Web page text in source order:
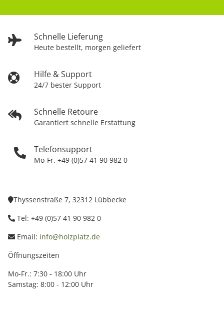
Schnelle Lieferung
Heute bestellt, morgen geliefert
Hilfe & Support
24/7 bester Support
Schnelle Retoure
Garantiert schnelle Erstattung
Telefonsupport
Mo-Fr. +49 (0)57 41 90 982 0
Thyssenstraße 7, 32312 Lübbecke
Tel: +49 (0)57 41 90 982 0
Email: info@holzplatz.de
Öffnungszeiten
Mo-Fr.: 7:30 - 18:00 Uhr
Samstag: 8:00 - 12:00 Uhr